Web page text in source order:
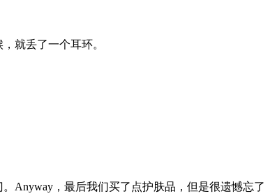
就丢了一个耳环。
Anyway，最后我们买了点护肤品，但是很遗憾忘了